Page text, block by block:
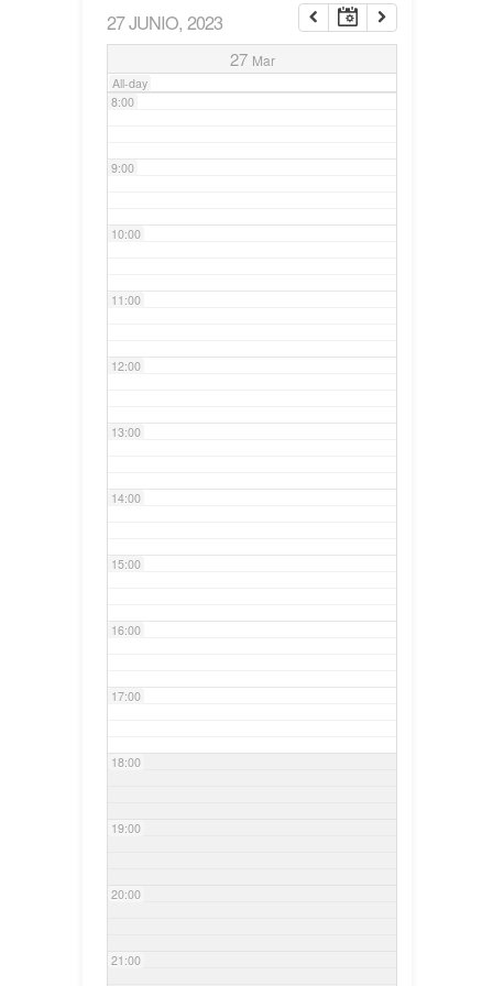
27 JUNIO, 2023
27 Mar
All-day
7:00
8:00
9:00
10:00
11:00
12:00
13:00
14:00
15:00
16:00
17:00
18:00
19:00
20:00
21:00